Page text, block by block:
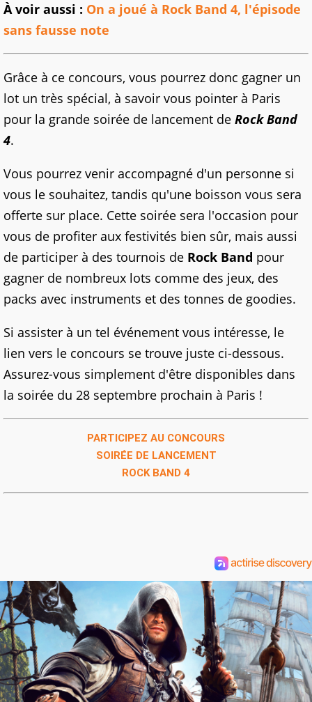
À voir aussi : On a joué à Rock Band 4, l'épisode
sans fausse note
Grâce à ce concours, vous pourrez donc gagner un
lot un très spécial, à savoir vous pointer à Paris
pour la grande soirée de lancement de Rock Band
4.
Vous pourrez venir accompagné d'un personne si
vous le souhaitez, tandis qu'une boisson vous sera
offerte sur place. Cette soirée sera l'occasion pour
vous de profiter aux festivités bien sûr, mais aussi
de participer à des tournois de Rock Band pour
gagner de nombreux lots comme des jeux, des
packs avec instruments et des tonnes de goodies.
Si assister à un tel événement vous intéresse, le
lien vers le concours se trouve juste ci-dessous.
Assurez-vous simplement d'être disponibles dans
la soirée du 28 septembre prochain à Paris !
PARTICIPEZ AU CONCOURS
SOIRÉE DE LANCEMENT
ROCK BAND 4